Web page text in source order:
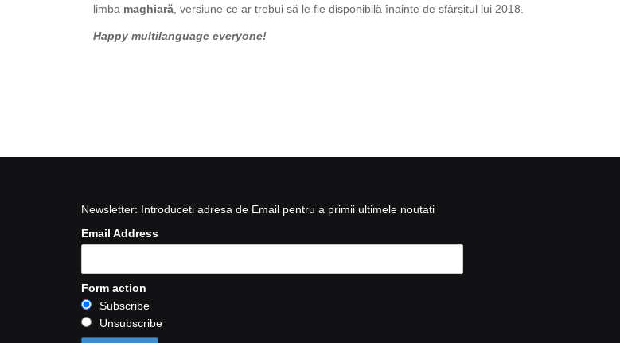
limba maghiară , versiune ce ar trebui să le fie disponibilă înainte de sfârșitul lui 2018.
Happy multilanguage everyone!
Newsletter: Introduceti adresa de Email pentru a primii ultimele noutati
Email Address
Form action
Subscribe
Unsubscribe